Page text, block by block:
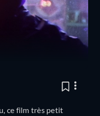
ce film très petit